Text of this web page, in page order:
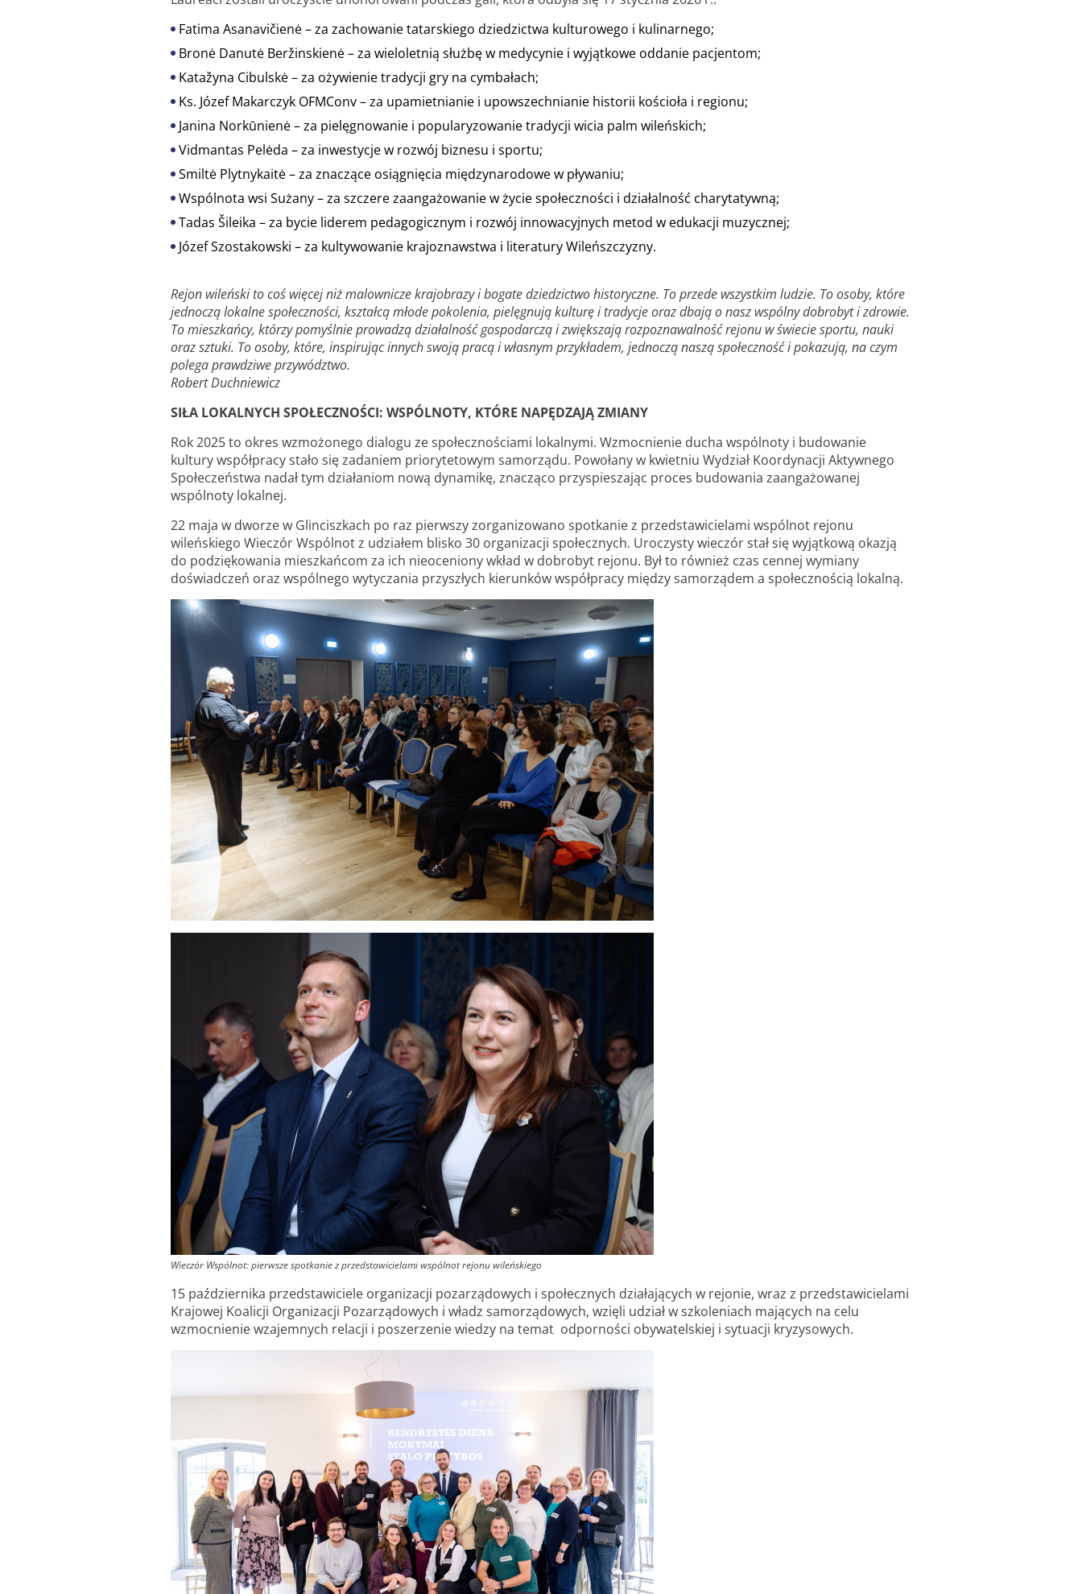
Fatima Asanavičienė – za zachowanie tatarskiego dziedzictwa kulturowego i kulinarnego;
Bronė Danutė Beržinskienė – za wieloletnią służbę w medycynie i wyjątkowe oddanie pacjentom;
Katažyna Cibulskė – za ożywienie tradycji gry na cymbałach;
Ks. Józef Makarczyk OFMConv – za upamietnianie i upowszechnianie historii kościoła i regionu;
Janina Norkūnienė – za pielęgnowanie i popularyzowanie tradycji wicia palm wileńskich;
Vidmantas Pelėda – za inwestycje w rozwój biznesu i sportu;
Smiltė Plytnykaitė – za znaczące osiągnięcia międzynarodowe w pływaniu;
Wspólnota wsi Sużany – za szczere zaangażowanie w życie społeczności i działalność charytatywną;
Tadas Šileika – za bycie liderem pedagogicznym i rozwój innowacyjnych metod w edukacji muzycznej;
Józef Szostakowski – za kultywowanie krajoznawstwa i literatury Wileńszczyzny.
Rejon wileński to coś więcej niż malownicze krajobrazy i bogate dziedzictwo historyczne. To przede wszystkim ludzie. To osoby, które
jednoczą lokalne społeczności, kształcą młode pokolenia, pielęgnują kulturę i tradycje oraz dbają o nasz wspólny dobrobyt i zdrowie.
To mieszkańcy, którzy pomyślnie prowadzą działalność gospodarczą i zwiększają rozpoznawalność rejonu w świecie sportu, nauki
oraz sztuki. To osoby, które, inspirując innych swoją pracą i własnym przykładem, jednoczą naszą społeczność i pokazują, na czym
polega prawdziwe przywództwo.
Robert Duchniewicz
SIŁA LOKALNYCH SPOŁECZNOŚCI: WSPÓLNOTY, KTÓRE NAPĘDZAJĄ ZMIANY
Rok 2025 to okres wzmożonego dialogu ze społecznościami lokalnymi. Wzmocnienie ducha wspólnoty i budowanie
kultury współpracy stało się zadaniem priorytetowym samorządu. Powołany w kwietniu Wydział Koordynacji Aktywnego
Społeczeństwa nadał tym działaniom nową dynamikę, znacząco przyspieszając proces budowania zaangażowanej
wspólnoty lokalnej.
22 maja w dworze w Glinciszkach po raz pierwszy zorganizowano spotkanie z przedstawicielami wspólnot rejonu
wileńskiego Wieczór Wspólnot z udziałem blisko 30 organizacji społecznych. Uroczysty wieczór stał się wyjątkową okazją
do podziękowania mieszkańcom za ich nieoceniony wkład w dobrobyt rejonu. Był to również czas cennej wymiany
doświadczeń oraz wspólnego wytyczania przyszłych kierunków współpracy między samorządem a społecznością lokalną.
Wieczór Wspólnot: pierwsze spotkanie z przedstawicielami wspólnot rejonu wileńskiego
15 października przedstawiciele organizacji pozarządowych i społecznych działających w rejonie, wraz z przedstawicielami
Krajowej Koalicji Organizacji Pozarządowych i władz samorządowych, wzięli udział w szkoleniach mających na celu
wzmocnienie wzajemnych relacji i poszerzenie wiedzy na temat odporności obywatelskiej i sytuacji kryzysowych.